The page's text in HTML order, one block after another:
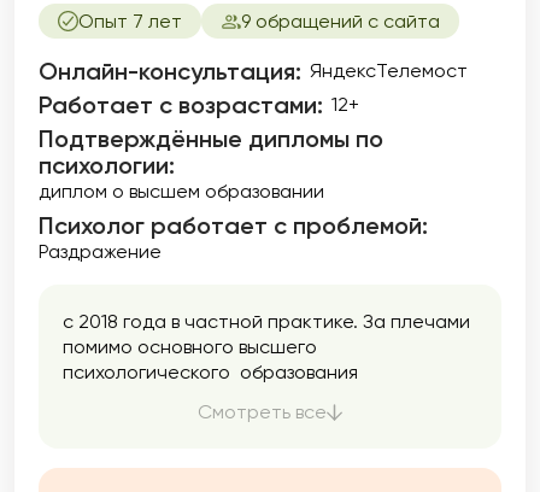
Опыт 7 лет 9 обращений с сайта
Онлайн-консультация: ЯндексТелемост
Работает с возрастами: 12+
Подтверждённые дипломы по
психологии:
диплом о высшем образовании
Психолог работает с проблемой:
Раздражение
с 2018 года в частной практике. За плечами
помимо основного высшего
психологического образования
различных методах, супервизия( более 40
Смотреть все